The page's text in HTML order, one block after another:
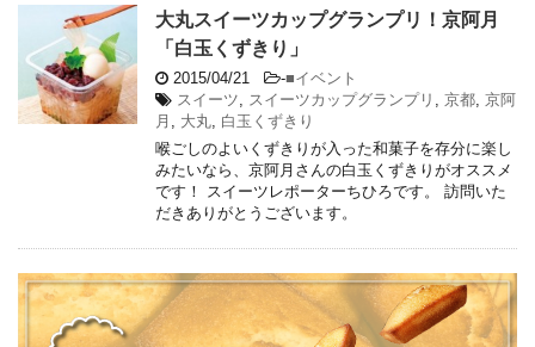
大丸スイーツカップグランプリ！京阿月
「白玉くずきり」
2015/04/21 -■イベント
スイーツ
スイーツカップグランプリ 京都 京阿
月
大丸 白玉くずきり
喉ごしのよいくずきりが入った和菓子を存分に楽し
みたいなら、京阿月さんの白玉くずきりがオススメ
です！ スイーツレポーターちひろです。 訪問いた
だきありがとうございます。